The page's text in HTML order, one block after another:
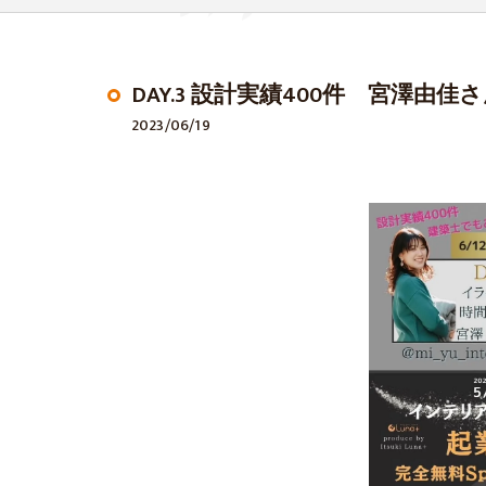
DAY.3 設計実績400件 宮澤由佳
2023/06/19